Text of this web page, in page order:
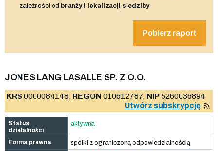
zależności od branży i lokalizacji siedziby
Pobierz raport
JONES LANG LASALLE SP. Z O.O.
KRS0000084148, REGON 010612787, NIP5260036894
Utwórz subskrypcję
Status
działalności
aktywna
Forma prawna
spółki z ograniczoną odpowiedzialnością